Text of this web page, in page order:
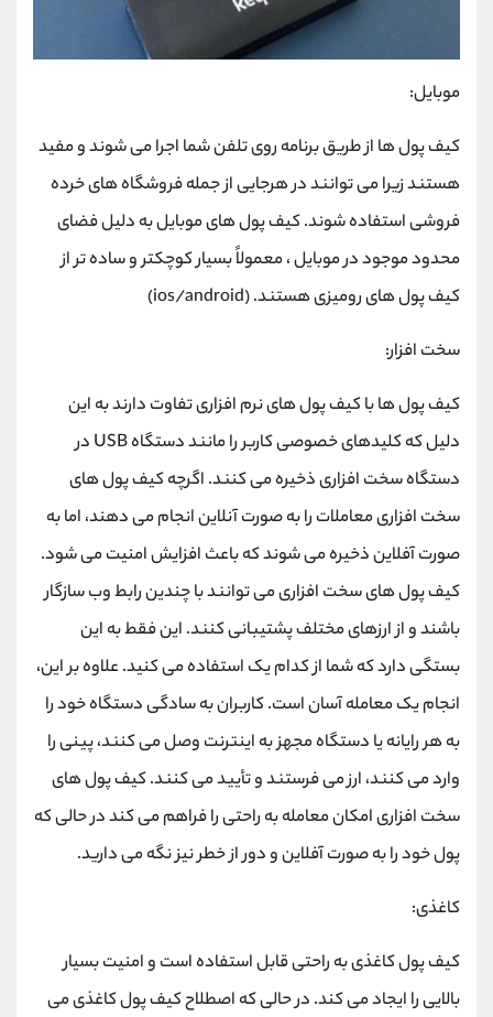
موبایل:
کیف پول ها از طریق برنامه روی تلفن شما اجرا می شوند و مفید
هستند زیرا می توانند در هرجایی از جمله فروشگاه های خرده
فروشی استفاده شوند. کیف پول های موبایل به دلیل فضای
محدود موجود در موبایل ، معمولاً بسیار کوچکتر و ساده تر از
کیف پول های رومیزی هستند. (ios/android)
سخت افزار:
کیف پول ها با کیف پول های نرم افزاری تفاوت دارند به این
دلیل که کلیدهای خصوصی کاربر را مانند دستگاه USB در
دستگاه سخت افزاری ذخیره می کنند. اگرچه کیف پول های
سخت افزاری معاملات را به صورت آنلاین انجام می دهند، اما به
صورت آفلاین ذخیره می شوند که باعث افزایش امنیت می شود.
کیف پول های سخت افزاری می توانند با چندین رابط وب سازگار
باشند و از ارزهای مختلف پشتیبانی کنند. این فقط به این
بستگی دارد که شما از کدام یک استفاده می کنید. علاوه بر این،
انجام یک معامله آسان است. کاربران به سادگی دستگاه خود را
به هر رایانه یا دستگاه مجهز به اینترنت وصل می کنند، پینی را
وارد می کنند، ارز می فرستند و تأیید می کنند. کیف پول های
سخت افزاری امکان معامله به راحتی را فراهم می کند در حالی که
پول خود را به صورت آفلاین و دور از خطر نیز نگه می دارید.
کاغذی:
کیف پول کاغذی به راحتی قابل استفاده است و امنیت بسیار
بالایی را ایجاد می کند. در حالی که اصطلاح کیف پول کاغذی می